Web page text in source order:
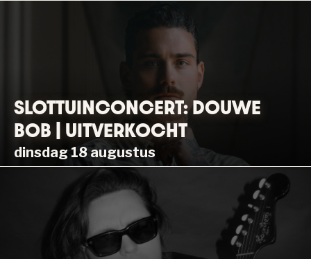
SLOTTUINCONCERT: DOUWE
BOB | UITVERKOCHT
dinsdag 18 augustus